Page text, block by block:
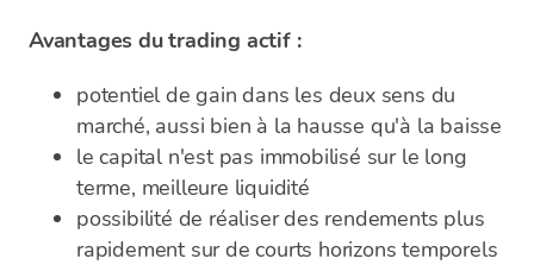
Avantages du trading actif :
potentiel de gain dans les deux sens du
marché, aussi bien à la hausse qu'à la baisse
le capital n'est pas immobilisé sur le long
terme, meilleure liquidité
possibilité de réaliser des rendements plus
rapidement sur de courts horizons temporels